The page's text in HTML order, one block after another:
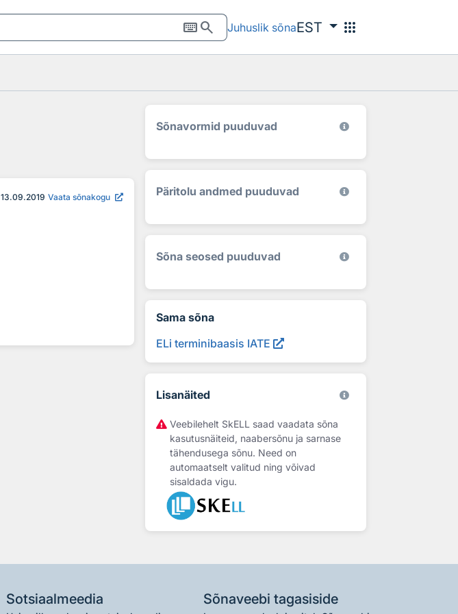
keyboardsearch Juhuslik sõnaEST apps
13.09.2019 Vaata sõnakogu
Sõnavormid puuduvad
Päritolu andmed puuduvad
Sõna seosed puuduvad
Sama sõna
ELi terminibaasis IATE
Lisanäited
Veebilehelt SkELL saad vaadata sõna
kasutusnäiteid, naabersõnu ja sarnase
tähendusega sõnu. Need on
automaatselt valitud ning võivad
sisaldada vigu.
Sotsiaalmeedia Sõnaveebi tagasiside